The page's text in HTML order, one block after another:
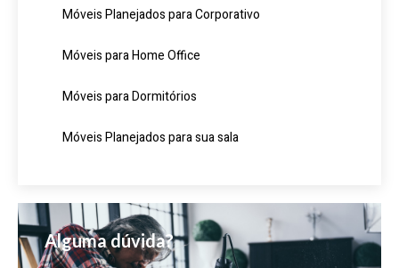
Móveis Planejados para Corporativo
Móveis para Home Office
Móveis para Dormitórios
Móveis Planejados para sua sala
Alguma dúvida?